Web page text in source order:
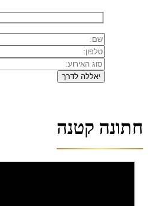
חתונה קטנה